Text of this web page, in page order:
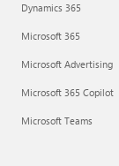
Dynamics 365
Microsoft 365
Microsoft Advertising
Microsoft 365 Copilot
Microsoft Teams